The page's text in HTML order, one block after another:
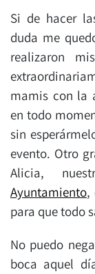
Si de hacer
duda me
realizaron
mamis con la
en todo
sin
evento. Otro
Alicia,
Ayuntamiento,
para que todo
No puedo
boca aquel